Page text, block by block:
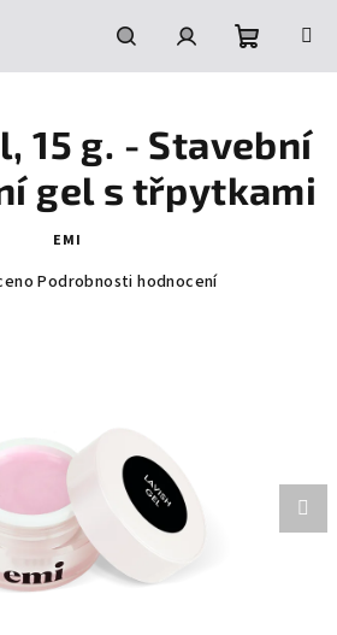
HledatPřihlášeníNákupní
košík
15 g. - Stavební
gel s třpytkami
EMI
Podrobnosti hodnocení